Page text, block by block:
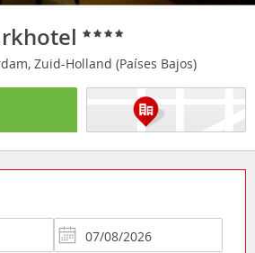
Zuid-Holland (Países Bajos)